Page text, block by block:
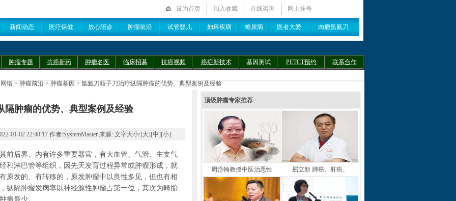
设为首页 加入收藏 在线咨询 网上挂号
新闻动态 医疗保健 放心陪诊 肿瘤前沿 试管婴儿 妇科疾病 糖尿病 医者大爱 肉瘤氩氦刀
肿瘤专题 抗癌新药 肿瘤名医 临床招募 抗癌视频 癌症新技术 基因测试 PETCT预约 联系合作
络 > 肿瘤前沿 > 肿瘤基因 > 氩氦刀粒子刀治疗纵隔肿瘤的优势、典型案例及经验
隔肿瘤的优势、典型案例及经验
01-02 22:48:17 作者:SystemMaster 来源: 文字大小:[大][中][小]
前后界。内有许多重要器官，有大血管、气管、主支气
和淋巴管等组织，因先天发育过程异常或肿瘤形成，就
原发的、有转移的，原发肿瘤中以良性多见，但也有相
纵隔肿瘤发病率以神经源性肿瘤占第一位，其次为畸胎
瘤最少。
顶级肿瘤专家推荐
周岱翰教授中医治恶性 屈立新 肺癌、肝癌、